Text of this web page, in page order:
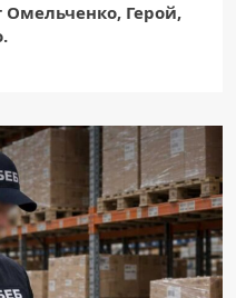
Омельченко, Герой,